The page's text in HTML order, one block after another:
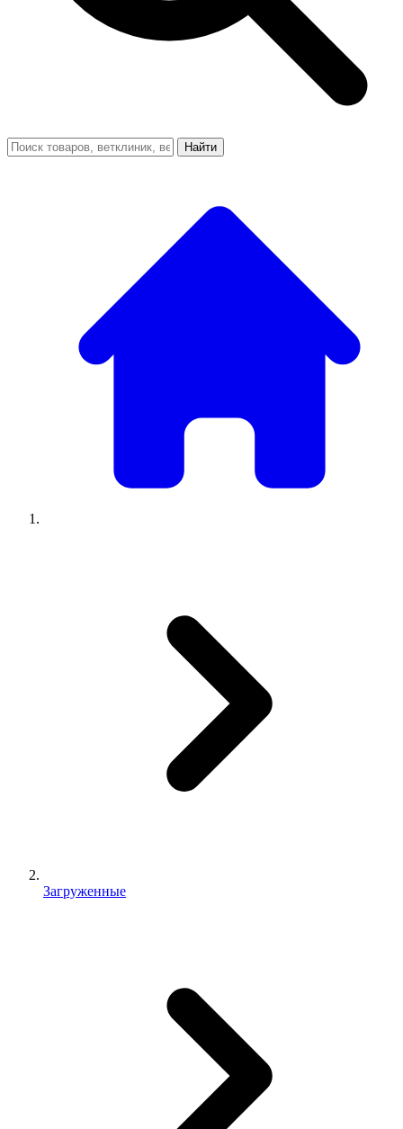
Найти
Загруженные